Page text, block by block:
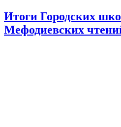
Итоги Городских
Мефодиевских